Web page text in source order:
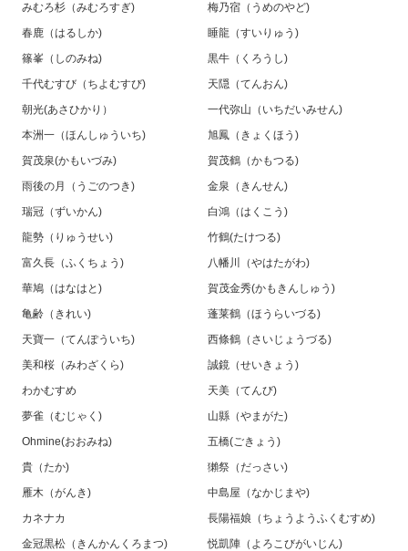
みむろ杉（みむろすぎ)
梅乃宿（うめのやど)
春鹿（はるしか)
睡龍（すいりゅう)
篠峯（しのみね)
黒牛（くろうし)
千代むすび（ちよむすび)
天隠（てんおん)
朝光(あさひかり）
一代弥山（いちだいみせん)
本洲一（ほんしゅういち)
旭鳳（きょくほう)
賀茂泉(かもいづみ)
賀茂鶴（かもつる)
雨後の月（うごのつき)
金泉（きんせん)
瑞冠（ずいかん)
白鴻（はくこう)
龍勢（りゅうせい)
竹鶴(たけつる)
富久長（ふくちょう)
八幡川（やはたがわ)
華鳩（はなはと)
賀茂金秀(かもきんしゅう)
亀齢（きれい)
蓬莱鶴（ほうらいづる)
天寶一（てんぽういち)
西條鶴（さいじょうづる)
美和桜（みわざくら)
誠鏡（せいきょう)
わかむすめ
天美（てんび)
夢雀（むじゃく)
山縣（やまがた)
Ohmine(おおみね)
五橋(ごきょう)
貴（たか)
獺祭（だっさい)
雁木（がんき)
中島屋（なかじまや)
カネナカ
長陽福娘（ちょうようふくむすめ)
金冠黒松（きんかんくろまつ)
悦凱陣（よろこびがいじん)